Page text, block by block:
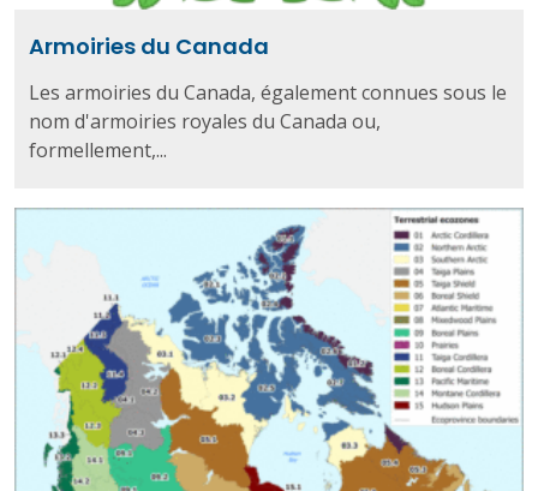
Armoiries du Canada
Les armoiries du Canada, également connues sous le
nom d'armoiries royales du Canada ou,
formellement,...